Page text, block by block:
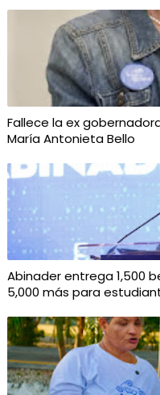
Fallece la ex
María Antonieta Bello
Abinader entrega 1,500
5,000 más para